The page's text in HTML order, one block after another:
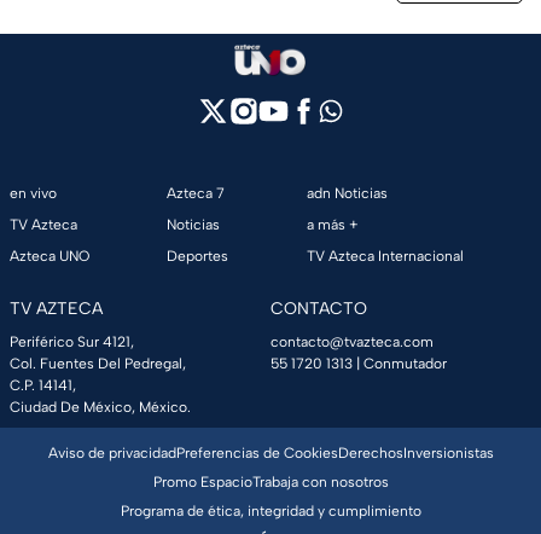
en vivo
TV Azteca
Azteca UNO
Azteca 7
Noticias
Deportes
adn Noticias
a más +
TV Azteca Internacional
TV AZTECA
Periférico Sur 4121,
Col. Fuentes Del Pedregal,
C.P. 14141,
Ciudad De México, México.
CONTACTO
contacto@tvazteca.com
55 1720 1313 | Conmutador
Aviso de privacidadPreferencias de CookiesDerechosInversionistas
Promo EspacioTrabaja con nosotros
Programa de ética, integridad y cumplimiento